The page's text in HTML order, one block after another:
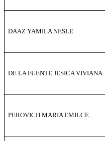
DAAZ YAMILA NESLE
DE LA FUENTE JESICA VIVIANA
PEROVICH MARIA EMILCE